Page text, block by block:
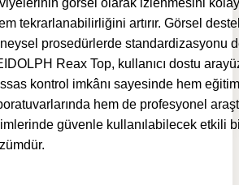
görsel olarak izlenmesini
tekrarlanabilirliğini artırır. Görsel
prosedürlerde standardizasyonu
Reax Top, kullanıcı dostu
kontrol imkânı sayesinde hem eğitim
hem de profesyonel
güvenle kullanılabilecek etkili